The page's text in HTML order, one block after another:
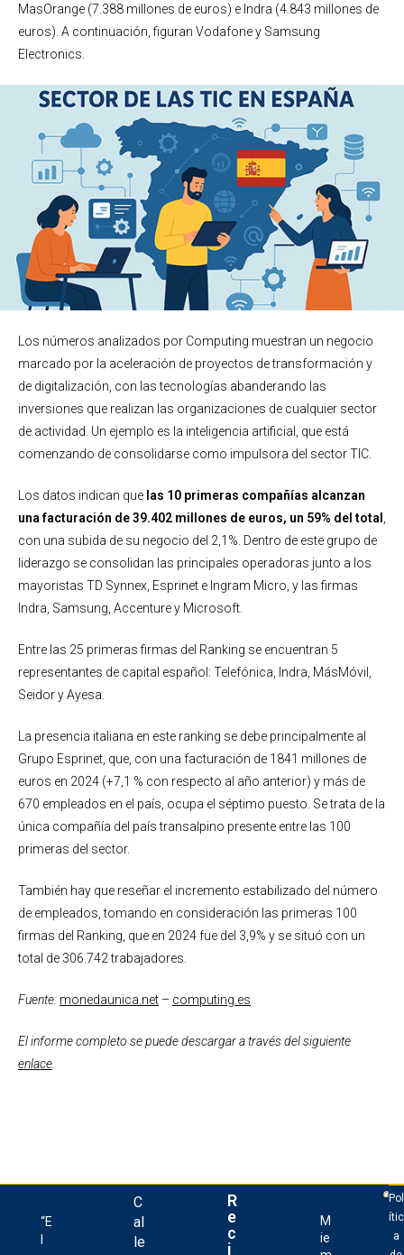
MasOrange (7.388 millones de euros) e Indra (4.843 millones de
euros). A continuación, figuran Vodafone y Samsung
Electronics.
Los números analizados por Computing muestran un negocio
marcado por la aceleración de proyectos de transformación y
de digitalización, con las tecnologías abanderando las
inversiones que realizan las organizaciones de cualquier sector
de actividad. Un ejemplo es la inteligencia artificial, que está
comenzando de consolidarse como impulsora del sector TIC.
Los datos indican que las 10 primeras compañías alcanzan
una facturación de 39.402 millones de euros, un 59% del total
con una subida de su negocio del 2,1%. Dentro de este grupo de
liderazgo se consolidan las principales operadoras junto a los
mayoristas TD Synnex, Esprinet e Ingram Micro, y las firmas
Indra, Samsung, Accenture y Microsoft.
Entre las 25 primeras firmas del Ranking se encuentran 5
representantes de capital español: Telefónica, Indra, MásMóvil,
Seidor y Ayesa.
La presencia italiana en este ranking se debe principalmente al
Grupo Esprinet, que, con una facturación de 1841 millones de
euros en 2024 (+7,1 % con respecto al año anterior) y más de
670 empleados en el país, ocupa el séptimo puesto. Se trata de la
única compañía del país transalpino presente entre las 100
primeras del sector.
También hay que reseñar el incremento estabilizado del número
de empleados, tomando en consideración las primeras 100
firmas del Ranking, que en 2024 fue del 3,9% y se situó con un
total de 306.742 trabajadores.
Fuente: monedaunica.net – computing.es
El informe completo se puede descargar a través del siguiente
enlace
“E
C
al
le
R
e
c
i
M
ie
Pol
ític
a